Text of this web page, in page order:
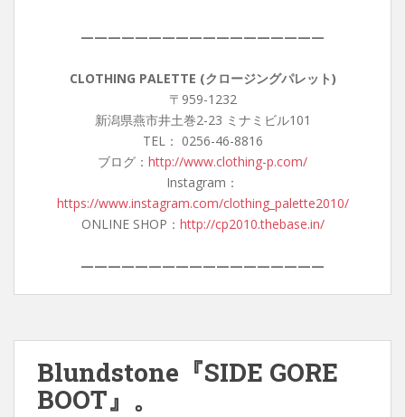
——————————————————
CLOTHING PALETTE (クロージングパレット)
〒959-1232
新潟県燕市井土巻2-23 ミナミビル101
TEL： 0256-46-8816
ブログ： http://www.clothing-p.com/
Instagram：
https://www.instagram.com/clothing_palette2010/
ONLINE SHOP： http://cp2010.thebase.in/
——————————————————
Blundstone『SIDE GORE
BOOT』。